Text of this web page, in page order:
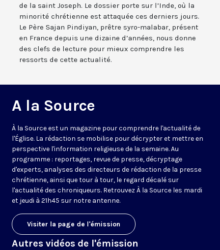
de la saint Joseph. Le dossier porte sur l’Inde, où la
minorité chrétienne est attaquée ces derniers jours.
Le Père Sajan Pindiyan, prêtre syro-malabar, présent
en France depuis une dizaine d’années, nous donne
des clefs de lecture pour mieux comprendre les
ressorts de cette actualité.
A la Source
À la Source est un magazine pour comprendre l'actualité de
l'Église. La rédaction se mobilise pour décrypter et mettre en
perspective l'information religieuse de la semaine. Au
programme : reportages, revue de presse, décryptage
d'experts, analyses des directeurs de rédaction de la presse
chrétienne, ainsi que tour à tour, le regard décalé sur
l'actualité des chroniqueurs. Retrouvez À la Source les mardi
et jeudi à 21h45 sur notre antenne.
Visiter la page de l'émission
Autres vidéos de l'émission